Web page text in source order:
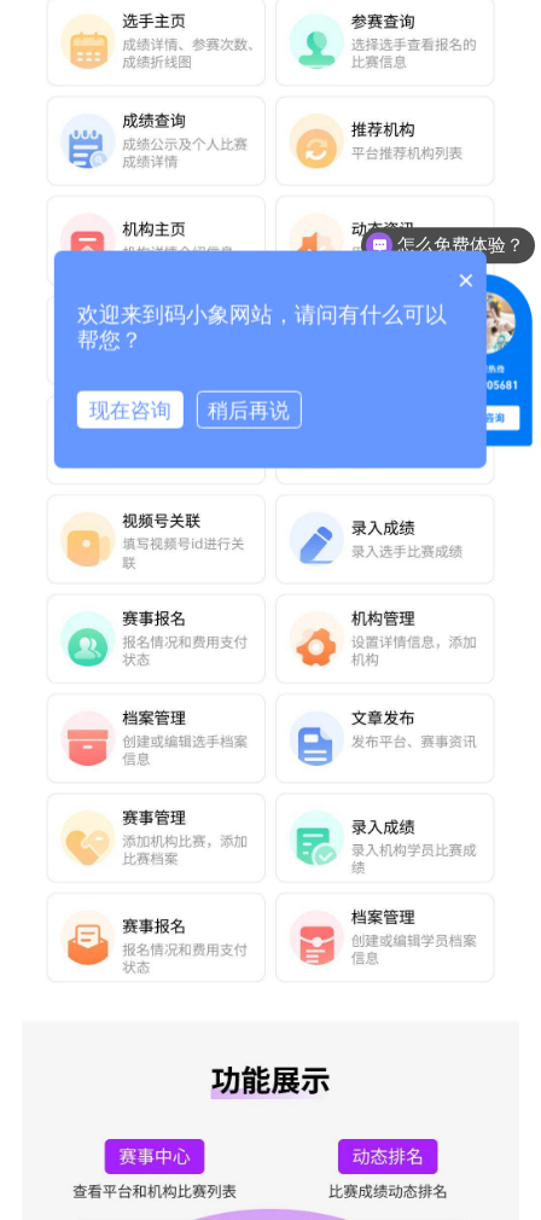
怎么免费体验？
×
欢迎来到码小象网站，请问有什么可以
帮您？
现在咨询 稍后再说